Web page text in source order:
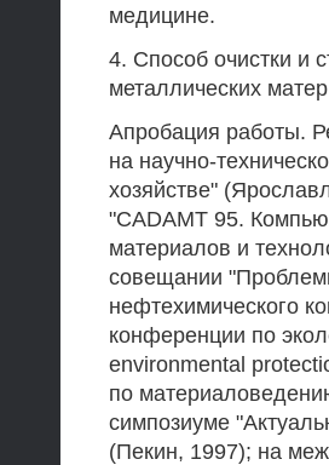
медицине.
4. Способ очистки и
металлических
Апробация работы.
на научно-
хозяйстве"
"CADAMT 95.
материалов и
совещании
нефтехимического
конференции по
environmental
по
симпозиуме
(Пекин, 1997); на